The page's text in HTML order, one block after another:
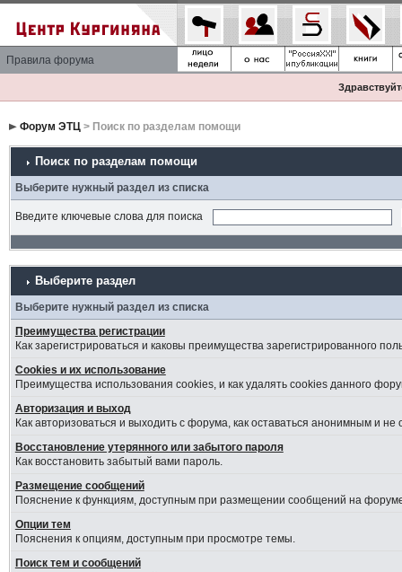
Правила форума
Форум ЭТЦ> Поиск по разделам помощи
Поиск по разделам помощи
Выберите нужный раздел из списка
Введите ключевые слова для поиска
Выберите раздел
Выберите нужный раздел из списка
Преимущества регистрации
Как зарегистрироваться и каковы преимущества зарегистрированного
Cookies и их использование
Преимущества использования cookies, и как удалять cookies данного
Авторизация и выход
Как авторизоваться и выходить с форума, как оставаться анонимным и
Восстановление утерянного или забытого пароля
Как восстановить забытый вами пароль.
Размещение сообщений
Пояснение к функциям, доступным при размещении сообщений на
Опции тем
Пояснения к опциям, доступным при просмотре темы.
Поиск тем и сообщений